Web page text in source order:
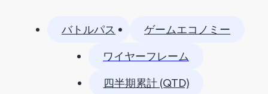
バトルパス
ゲームエコノミー
ワイヤーフレーム
四半期累計 (QTD)